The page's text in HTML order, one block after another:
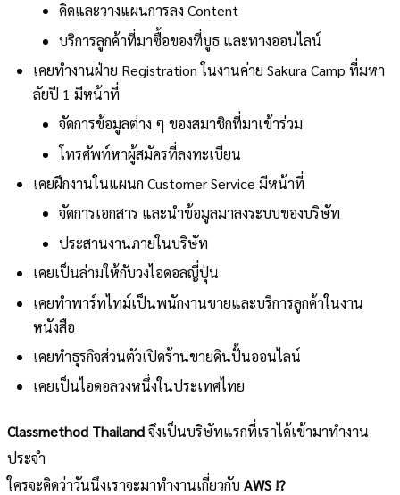
คิดและวางแผนการลง Content
บริการลูกค้าที่มาซื้อของที่บูธ และทางออนไลน์
เคยทำงานฝ่าย Registration ในงานค่าย Sakura Camp ที่มหา
ลัยปี 1 มีหน้าที่
จัดการข้อมูลต่าง ๆ ของสมาชิกที่มาเข้าร่วม
โทรศัพท์หาผู้สมัครที่ลงทะเบียน
เคยฝึกงานในแผนก Customer Service มีหน้าที่
จัดการเอกสาร และนำข้อมูลมาลงระบบของบริษัท
ประสานงานภายในบริษัท
เคยเป็นล่ามให้กับวงไอดอลญี่ปุ่น
เคยทำพาร์ทไทม์เป็นพนักงานขายและบริการลูกค้าในงาน
หนังสือ
เคยทำธุรกิจส่วนตัวเปิดร้านขายดินปั้นออนไลน์
เคยเป็นไอดอลวงหนึ่งในประเทศไทย
Classmethod Thailandจึงเป็นบริษัทแรกที่เราได้เข้ามาทำงาน
ประจำ
ใครจะคิดว่าวันนึงเราจะมาทำงานเกี่ยวกับ AWS !?